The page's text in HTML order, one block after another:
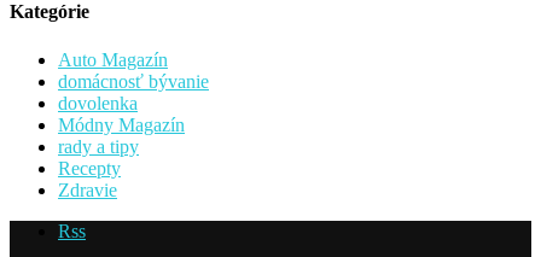
Kategórie
Auto Magazín
domácnosť bývanie
dovolenka
Módny Magazín
rady a tipy
Recepty
Zdravie
Rss